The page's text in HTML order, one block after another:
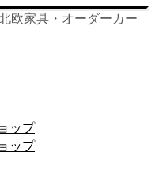
欧家具・オーダーカー